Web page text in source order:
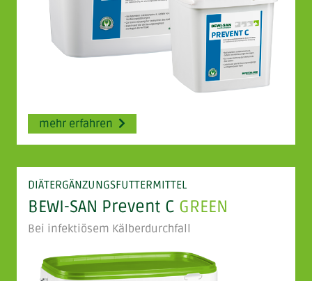
mehr erfahren
DIÄTERGÄNZUNGSFUTTERMITTEL
BEWI-SAN Prevent C GREEN
Bei infektiösem Kälberdurchfall